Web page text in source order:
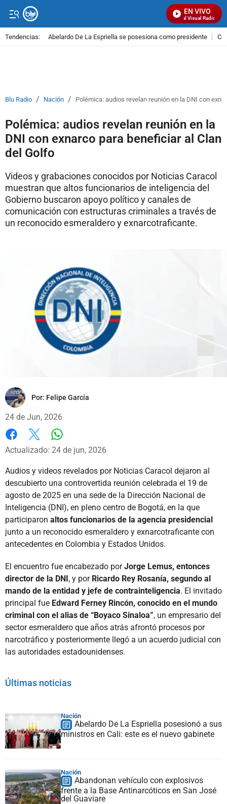
EN VIVO
Señal Visual Radio
Tendencias: Abelardo De La Espriella se posesiona como presidente
Blu Radio / Nación / Polémica: audios revelan reunión en la DNI con
Polémica: audios revelan reunión en la
DNI con exnarco para beneficiar al Clan
del Golfo
Videos y grabaciones conocidos por Noticias Caracol
muestran que altos funcionarios de inteligencia del
Gobierno buscaron apoyo político y canales de
comunicación con estructuras criminales a través de
un reconocido esmeraldero y exnarcotraficante.
Por: Felipe García
24 de Jun, 2026
Facebook
X
Actualizado: 24 de jun, 2026
Audios y videos revelados por Noticias Caracol dejaron al
descubierto una controvertida reunión celebrada el 19 de
agosto de 2025 en una sede de la Dirección Nacional de
Inteligencia (DNI), en pleno centro de Bogotá, en la que
participaron altos funcionarios de la agencia presidencial
junto a un reconocido esmeraldero y exnarcotraficante con
antecedentes en Colombia y Estados Unidos.
El encuentro fue encabezado porJorge Lemus, entonces
director de la DNI, y por Ricardo Rey Rosanía, segundo al
mando de la entidad y jefe de contrainteligencia. El invitado
principal fue Edward Ferney Rincón, conocido en el mundo
criminal con el alias de “Boyaco Sinaloa”, un empresario del
sector esmeraldero que años atrás afrontó procesos por
narcotráfico y posteriormente llegó a un acuerdo judicial con
las autoridades estadounidenses.
Últimas noticias
Nación
Abelardo De La Espriella posesionó a sus
ministros en Cali: este es el nuevo gabinete
Nación
Abandonan vehículo con explosivos
frente a la Base Antinarcóticos en San José
del Guaviare